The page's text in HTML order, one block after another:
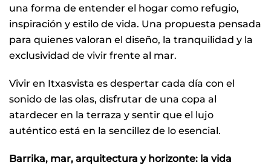
una forma de entender el hogar como refugio,
inspiración y estilo de vida. Una propuesta pensada
para quienes valoran el diseño, la tranquilidad y la
exclusividad de vivir frente al mar.
Vivir en Itxasvista es despertar cada día con el
sonido de las olas, disfrutar de una copa al
atardecer en la terraza y sentir que el lujo
auténtico está en la sencillez de lo esencial.
Barrika, mar, arquitectura y horizonte: la vida